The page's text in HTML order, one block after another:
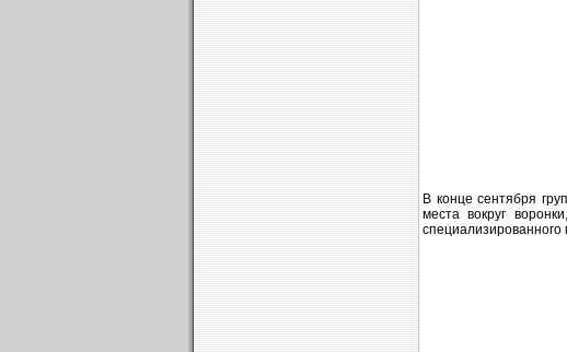
В конце сентября
места вокруг
специализированного